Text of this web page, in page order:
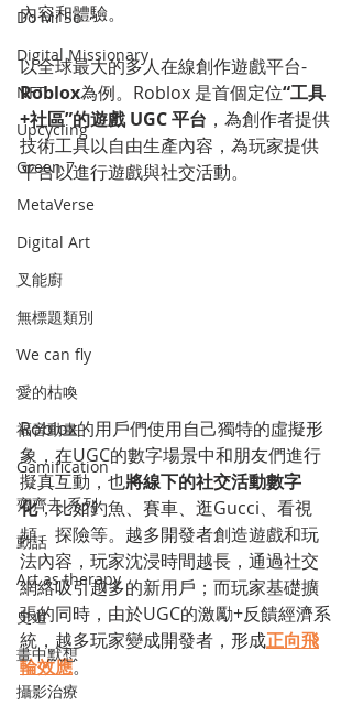
Do Mi So
Digital Missionary
NFT
Upcycling
Green 7
MetaVerse
Digital Art
叉能廚
無標題類別
We can fly
愛的枯喚
福音動畫
Gamification
齊齊去 系列
動話
Art as therapy
史遊
畫中默想
攝影治療
內容和體驗。
以全球最大的多人在線創作遊戲平台-
Roblox為例。Roblox 是首個定位“工具
+社區”的遊戲 UGC 平台 ，為創作者提供
技術工具以自由生產內容，為玩家提供
平台以進行遊戲與社交活動。
Roblox的用戶們使用自己獨特的虛擬形
象，在UGC的數字場景中和朋友們進行
擬真互動，也將線下的社交活動數字
化，比如釣魚、賽車、逛Gucci、看視
頻、探險等。越多開發者創造遊戲和玩
法內容，玩家沈浸時間越長，通過社交
網絡吸引越多的新用戶；而玩家基礎擴
張的同時，由於UGC的激勵+反饋經濟系
統，越多玩家變成開發者，形成正向飛
輪效應。